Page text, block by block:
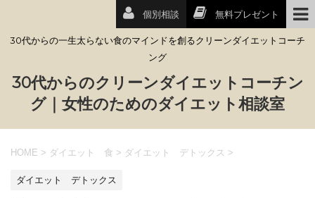
無料プレゼント
個別相談
30代からの一生太らない食のマインドを創るクリーンダイエットコーチ
ング
30代からのクリーンダイエットコーチン
グ｜女性のためのダイエット相談室
HOME > ダイエット 食 > ダイエット デトックス >
ダイエット デトックス